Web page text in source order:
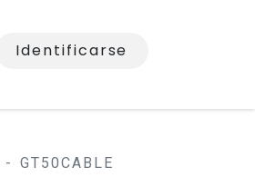
Identificarse
- GT50CABLE